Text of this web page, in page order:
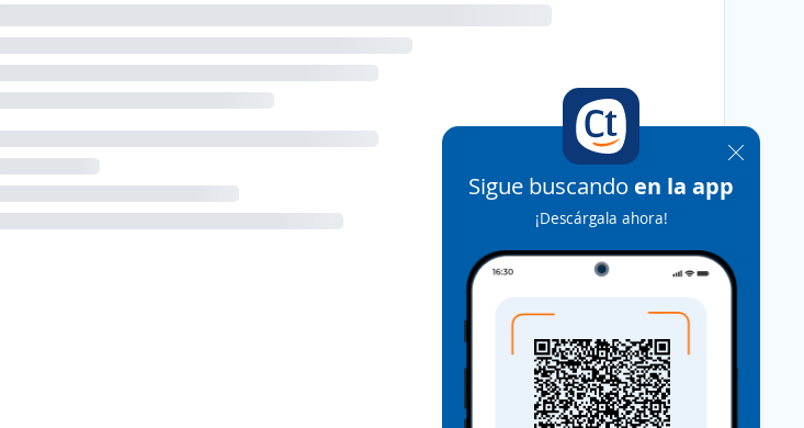
Sigue buscando en la app
¡Descárgala ahora!